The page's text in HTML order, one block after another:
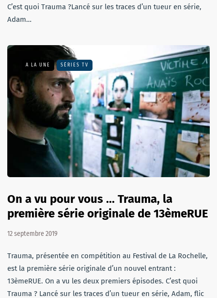
C’est quoi Trauma ?Lancé sur les traces d’un tueur en série,
Adam…
A LA UNE SÉRIES TV
On a vu pour vous ... Trauma, la
première série originale de 13èmeRUE
12 septembre 2019
Trauma, présentée en compétition au Festival de La Rochelle,
est la première série originale d’un nouvel entrant :
13èmeRUE. On a vu les deux premiers épisodes. C’est quoi
Trauma ? Lancé sur les traces d’un tueur en série, Adam, flic